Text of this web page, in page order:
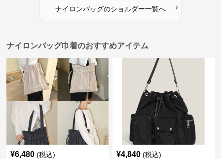
ナイロンバッグのショルダー一覧へ ›
ナイロンバッグ巾着のおすすめアイテム
¥6,480 (税込) ¥4,840 (税込)